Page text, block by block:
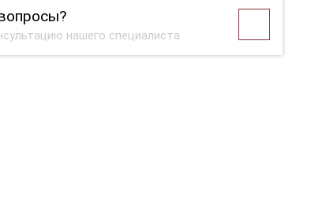
нашего специалиста